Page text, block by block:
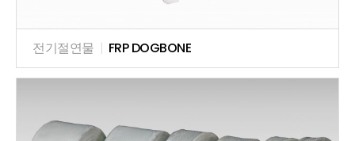
전기절연물 | FRP DOGBONE